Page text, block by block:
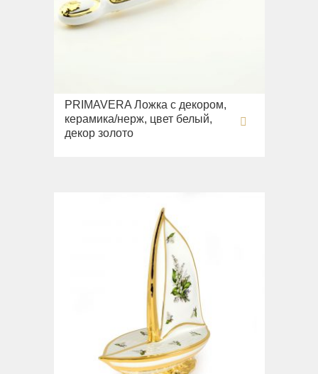
PRIMAVERA Ложка с декором,
керамика/нерж, цвет белый,
декор золото